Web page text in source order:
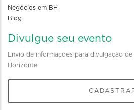
Negócios em BH
Blog
Divulgue seu evento
Envio de informações para divulgação
Horizonte